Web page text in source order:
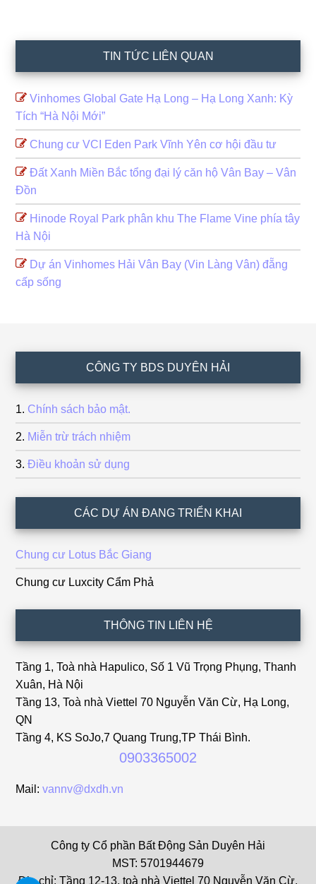
TIN TỨC LIÊN QUAN
Vinhomes Global Gate Hạ Long – Hạ Long Xanh: Kỳ
Tích “Hà Nội Mới”
Chung cư VCI Eden Park Vĩnh Yên cơ hội đầu tư
Đất Xanh Miền Bắc tổng đại lý căn hộ Vân Bay – Vân
Đồn
Hinode Royal Park phân khu The Flame Vine phía tây
Hà Nội
Dự án Vinhomes Hải Vân Bay (Vin Làng Vân) đẵng
cấp sống
CÔNG TY BDS DUYÊN HẢI
Chính sách bảo mật.
Miễn trừ trách nhiệm
Điều khoản sử dụng
CÁC DỰ ÁN ĐANG TRIỂN KHAI
Chung cư Lotus Bắc Giang
Chung cư Luxcity Cẩm Phả
THÔNG TIN LIÊN HỆ
Tầng 1, Toà nhà Hapulico, Số 1 Vũ Trọng Phụng, Thanh
Xuân, Hà Nội
Tầng 13, Toà nhà Viettel 70 Nguyễn Văn Cừ, Hạ Long,
QN
Tầng 4, KS SoJo,7 Quang Trung,TP Thái Bình.
0903365002
Mail:vannv@dxdh.vn
Công ty Cổ phần Bất Động Sản Duyên Hải
MST: 5701944679
Địa chỉ: Tầng 12-13, toà nhà Viettel 70 Nguyễn Văn Cừ,